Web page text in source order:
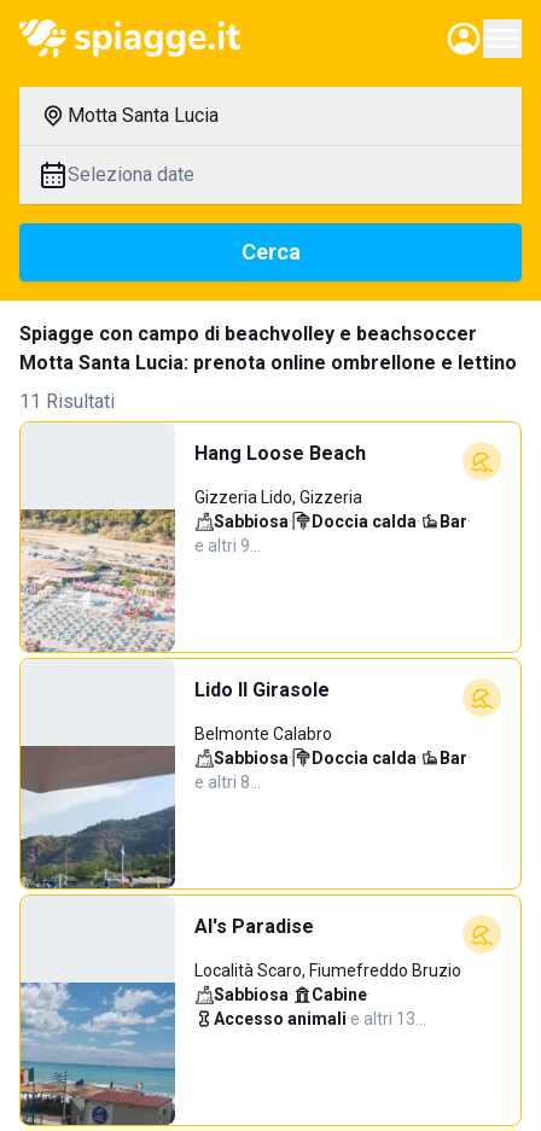
Motta Santa Lucia
Seleziona date
Cerca
Spiagge con campo di beachvolley e beachsoccer
Motta Santa Lucia: prenota online ombrellone e lettino
11 Risultati
Hang Loose Beach
Gizzeria Lido, Gizzeria
Sabbiosa· Doccia calda· Bar·
e altri 9…
Lido Il Girasole
Belmonte Calabro
Sabbiosa· Doccia calda· Bar·
e altri 8…
Al's Paradise
Località Scaro, Fiumefreddo Bruzio
Sabbiosa· Cabine·
Accesso animali·e altri 13…